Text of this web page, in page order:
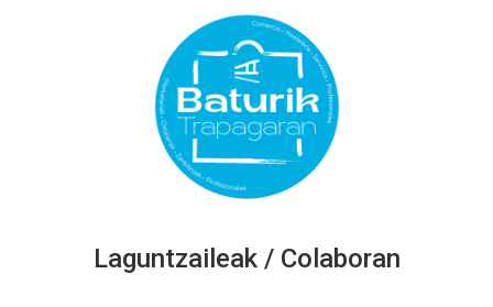
Laguntzaileak / Colaboran